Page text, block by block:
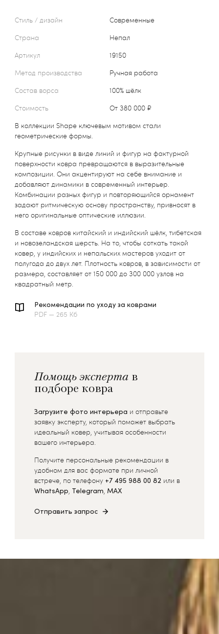
Стиль / дизайн
Современные
Страна
Непал
Артикул
19150
Метод производства
Ручная работа
Состав ворса
100% шёлк
Стоимость
от 380 000 ₽
В коллекции Shape ключевым мотивом стали
геометрические формы.
Крупные рисунки в виде линий и фигур на фактурной
поверхности ковра превращаются в выразительные
композиции. Они акцентируют на себе внимание и
добавляют динамики в современный интерьер.
Комбинации разных фигур и повторяющийся орнамент
задают ритмическую основу пространству, привносят в
него оригинальные оптические иллюзии.
В составе ковров китайский и индийский шёлк, тибетская
и новозеландская шерсть. На то, чтобы соткать такой
ковер, у индийских и непальских мастеров уходит от
полугода до двух лет. Плотность ковров, в зависимости от
размера, составляет от 150 000 до 300 000 узлов на
квадратный метр.
Рекомендации по уходу за коврами
PDF — 265 Кб
Помощь эксперта в
подборе ковра
Загрузите фото интерьера и отправьте
заявку эксперту, который поможет выбрать
идеальный ковер, учитывая особенности
вашего интерьера.
Получите персональные рекомендации в
удобном для вас формате при личной
встрече, по телефону +7 495 988 00 82 или в
WhatsApp, Telegram, MAX
Отправить запрос